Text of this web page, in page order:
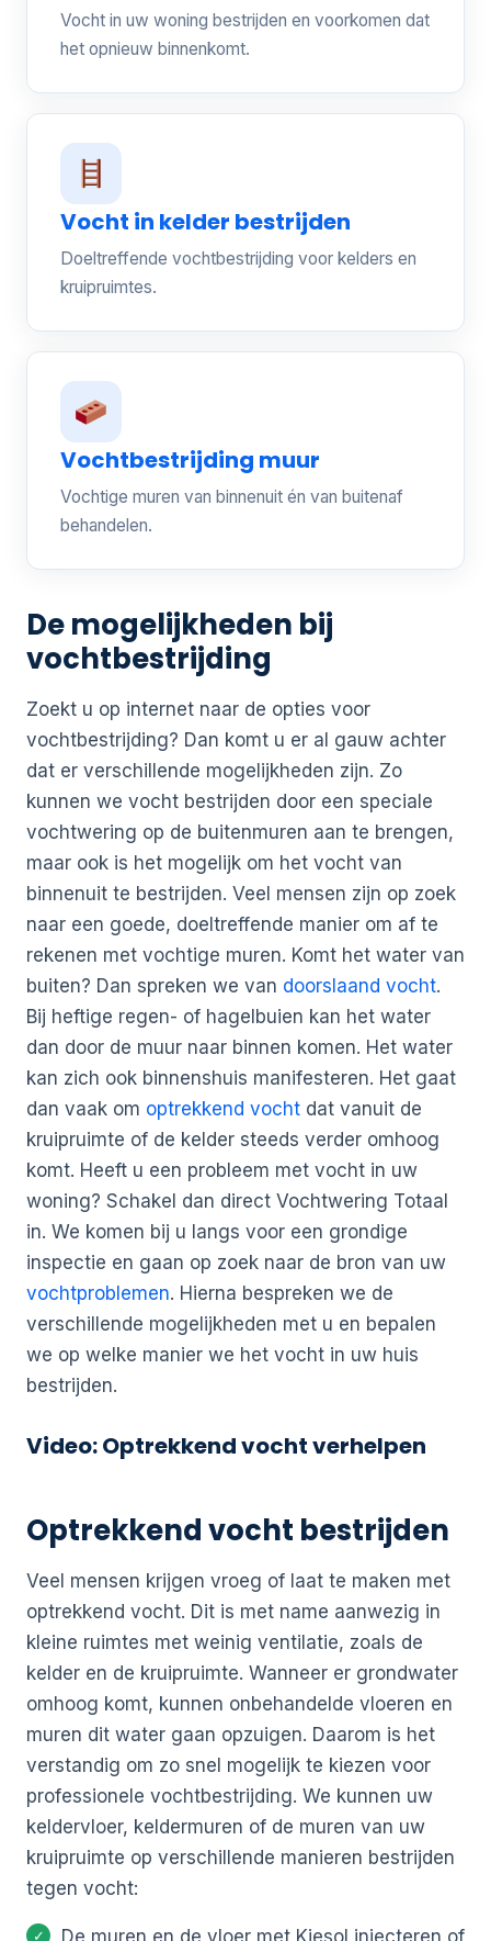
Vocht in uw woning bestrijden en voorkomen dat
het opnieuw binnenkomt.
Vocht in kelder bestrijden
Doeltreffende vochtbestrijding voor kelders en
kruipruimtes.
Vochtbestrijding muur
Vochtige muren van binnenuit én van buitenaf
behandelen.
De mogelijkheden bij
vochtbestrijding
Zoekt u op internet naar de opties voor
vochtbestrijding? Dan komt u er al gauw achter
dat er verschillende mogelijkheden zijn. Zo
kunnen we vocht bestrijden door een speciale
vochtwering op de buitenmuren aan te brengen,
maar ook is het mogelijk om het vocht van
binnenuit te bestrijden. Veel mensen zijn op zoek
naar een goede, doeltreffende manier om af te
rekenen met vochtige muren. Komt het water van
buiten? Dan spreken we van doorslaand vocht.
Bij heftige regen- of hagelbuien kan het water
dan door de muur naar binnen komen. Het water
kan zich ook binnenshuis manifesteren. Het gaat
dan vaak om optrekkend vocht dat vanuit de
kruipruimte of de kelder steeds verder omhoog
komt. Heeft u een probleem met vocht in uw
woning? Schakel dan direct Vochtwering Totaal
in. We komen bij u langs voor een grondige
inspectie en gaan op zoek naar de bron van uw
vochtproblemen. Hierna bespreken we de
verschillende mogelijkheden met u en bepalen
we op welke manier we het vocht in uw huis
bestrijden.
Video: Optrekkend vocht verhelpen
Optrekkend vocht bestrijden
Veel mensen krijgen vroeg of laat te maken met
optrekkend vocht. Dit is met name aanwezig in
kleine ruimtes met weinig ventilatie, zoals de
kelder en de kruipruimte. Wanneer er grondwater
omhoog komt, kunnen onbehandelde vloeren en
muren dit water gaan opzuigen. Daarom is het
verstandig om zo snel mogelijk te kiezen voor
professionele vochtbestrijding. We kunnen uw
keldervloer, keldermuren of de muren van uw
kruipruimte op verschillende manieren bestrijden
tegen vocht: